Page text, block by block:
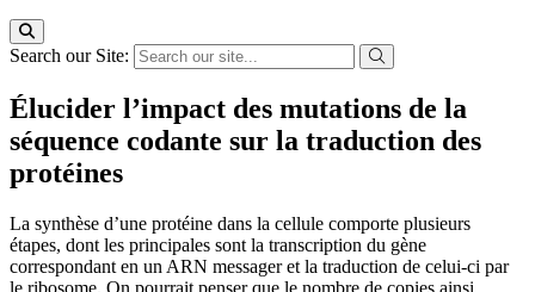
Search our Site:
Élucider l’impact des mutations de la
séquence codante sur la traduction des
protéines
La synthèse d’une protéine dans la cellule comporte plusieurs
étapes, dont les principales sont la transcription du gène
correspondant en un ARN messager et la traduction de celui-ci par
le ribosome. On pourrait penser que le nombre de copies ainsi